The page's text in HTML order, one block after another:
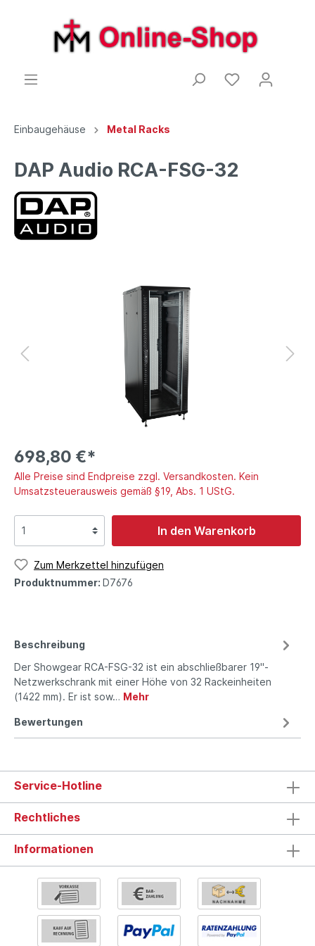
Einbaugehäuse Metal Racks
DAP Audio RCA-FSG-32
698,80 €*
Alle Preise sind Endpreise zzgl. Versandkosten. Kein
Umsatzsteuerausweis gemäß §19, Abs. 1 UStG.
In den Warenkorb
Zum Merkzettel hinzufügen
Produktnummer: D7676
Beschreibung
Der Showgear RCA-FSG-32 ist ein abschließbarer 19"-
Netzwerkschrank mit einer Höhe von 32 Rackeinheiten
(1422 mm). Er ist sow… Mehr
Bewertungen
Service-Hotline
Rechtliches
Informationen